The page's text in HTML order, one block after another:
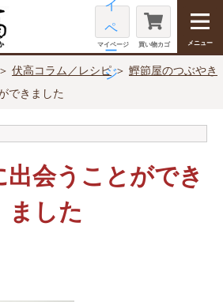
マイページ 買い物カゴ メニュー
＞ 伏高コラム／レシピ＞ 鰹節屋のつぶやき
できました
出会うことができ
ました